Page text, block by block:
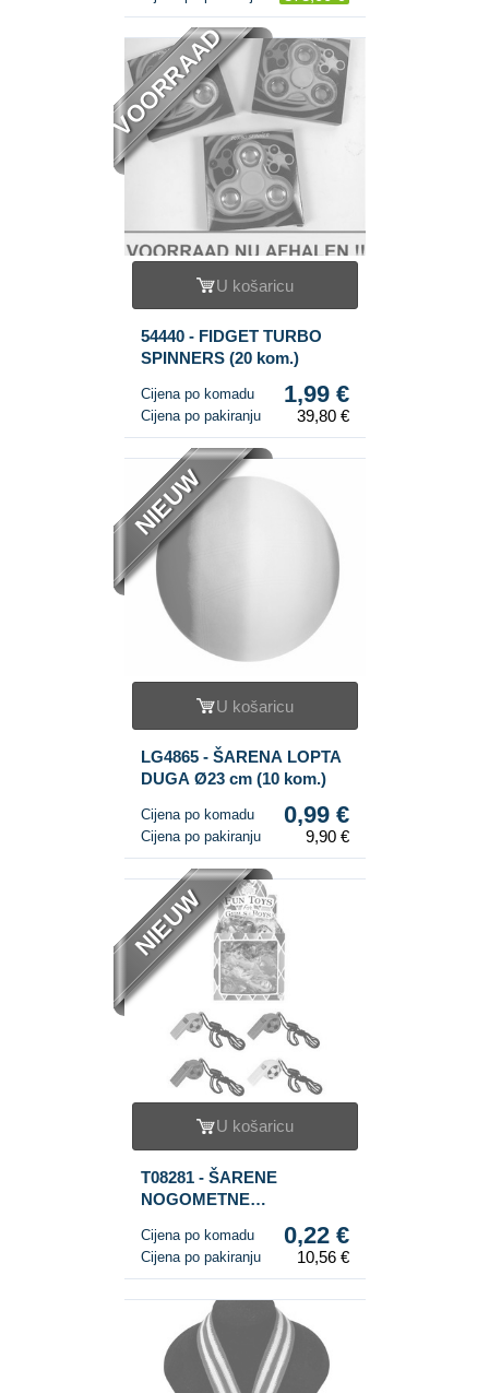
VOORRAAD
U košaricu
54440 - FIDGET TURBO
SPINNERS (20 kom.)
Cijena po komadu 1,99 €
Cijena po pakiranju 39,80 €
NIEUW
U košaricu
LG4865 - ŠARENA LOPTA
DUGA Ø23 cm (10 kom.)
Cijena po komadu 0,99 €
Cijena po pakiranju 9,90 €
NIEUW
U košaricu
T08281 - ŠARENE
NOGOMETNE
(48 kom.)
Cijena po komadu 0,22 €
Cijena po pakiranju 10,56 €